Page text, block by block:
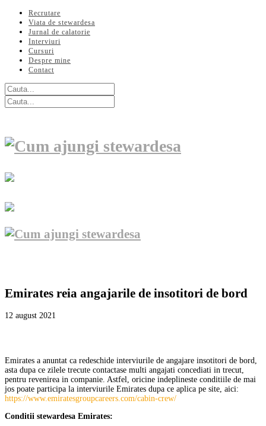
Recrutare
Viata de stewardesa
Jurnal de calatorie
Interviuri
Cursuri
Despre mine
Contact
Emirates reia angajarile de insotitori de bord
12 august 2021
Emirates a anuntat ca redeschide interviurile de angajare insotitori de bord,
asta dupa ce zilele trecute contactase multi angajati concediati in trecut,
pentru revenirea in companie. Astfel, oricine indeplineste conditiile de mai
jos poate participa la interviurile Emirates dupa ce aplica pe site, aici:
https://www.emiratesgroupcareers.com/cabin-crew/
Conditii stewardesa Emirates: